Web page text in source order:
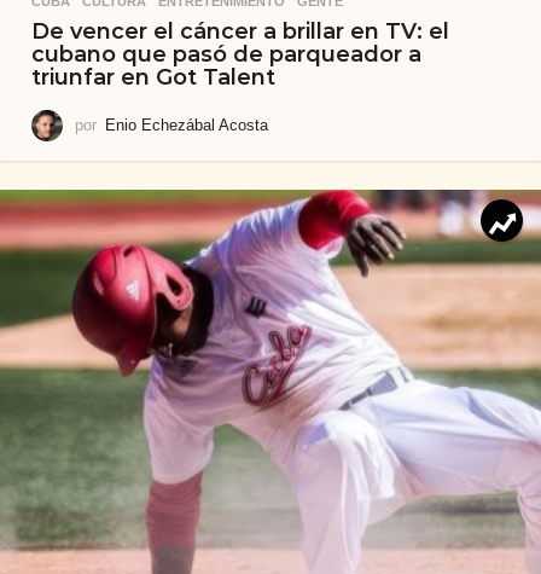
De vencer el cáncer a brillar en TV: el
cubano que pasó de parqueador a
triunfar en Got Talent
por Enio Echezábal Acosta